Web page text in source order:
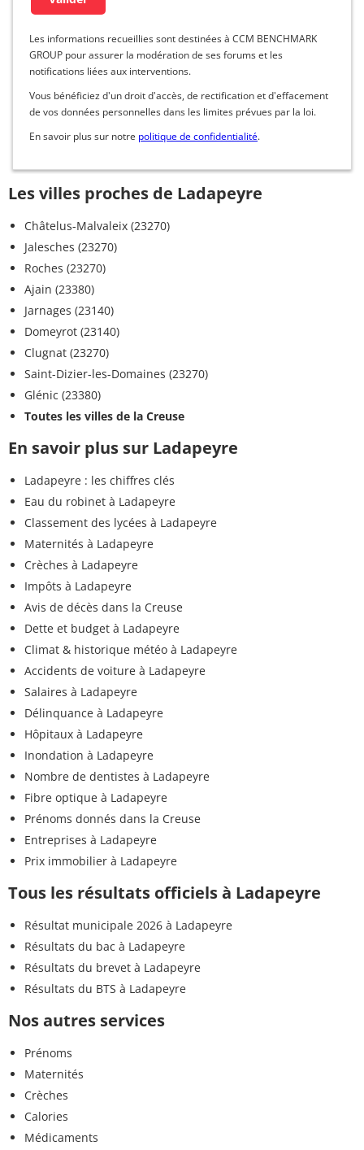
Les informations recueillies sont destinées à CCM BENCHMARK
GROUP pour assurer la modération de ses forums et les
notifications liées aux interventions.
Vous bénéficiez d'un droit d'accès, de rectification et d'effacement
de vos données personnelles dans les limites prévues par la loi.
En savoir plus sur notre politique de confidentialité.
Les villes proches de Ladapeyre
Châtelus-Malvaleix (23270)
Jalesches (23270)
Roches (23270)
Ajain (23380)
Jarnages (23140)
Domeyrot (23140)
Clugnat (23270)
Saint-Dizier-les-Domaines (23270)
Glénic (23380)
Toutes les villes de la Creuse
En savoir plus sur Ladapeyre
Ladapeyre : les chiffres clés
Eau du robinet à Ladapeyre
Classement des lycées à Ladapeyre
Maternités à Ladapeyre
Crèches à Ladapeyre
Impôts à Ladapeyre
Avis de décès dans la Creuse
Dette et budget à Ladapeyre
Climat & historique météo à Ladapeyre
Accidents de voiture à Ladapeyre
Salaires à Ladapeyre
Délinquance à Ladapeyre
Hôpitaux à Ladapeyre
Inondation à Ladapeyre
Nombre de dentistes à Ladapeyre
Fibre optique à Ladapeyre
Prénoms donnés dans la Creuse
Entreprises à Ladapeyre
Prix immobilier à Ladapeyre
Tous les résultats officiels à Ladapeyre
Résultat municipale 2026 à Ladapeyre
Résultats du bac à Ladapeyre
Résultats du brevet à Ladapeyre
Résultats du BTS à Ladapeyre
Nos autres services
Prénoms
Maternités
Crèches
Calories
Médicaments